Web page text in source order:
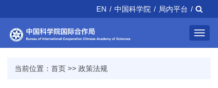
EN / 中国科学院 / 局内平台 /
当前位置： 首页 >> 政策法规